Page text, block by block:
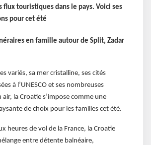
flux touristiques dans le pays. Voici ses
pour cet été
en famille autour de Split, Zadar
variés, sa mer cristalline, ses cités
à l’UNESCO et ses nombreuses
la Croatie s’impose comme une
de choix pour les familles cet été.
heures de vol de la France, la Croatie
entre détente balnéaire,